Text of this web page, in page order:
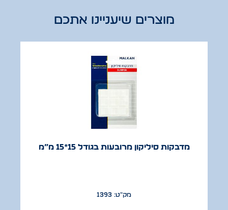
מוצרים שיעניינו אתכם
מדבקות סיליקון מרובעות בגודל 15*15 מ”מ
מק"ט: 1393